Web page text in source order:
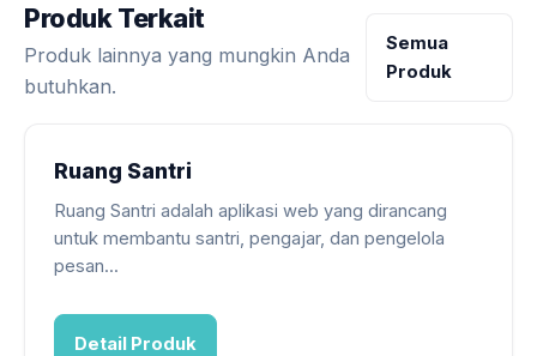
Produk Terkait
Produk lainnya yang mungkin Anda
butuhkan.
Semua
Produk
Ruang Santri
Ruang Santri adalah aplikasi web yang dirancang
untuk membantu santri, pengajar, dan pengelola
pesan...
Detail Produk